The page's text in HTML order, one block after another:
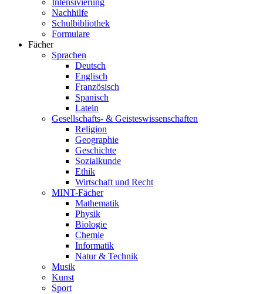
Intensivierung
Nachhilfe
Schulbibliothek
Formulare
Fächer
Sprachen
Deutsch
Englisch
Französisch
Spanisch
Latein
Gesellschafts- & Geisteswissenschaften
Religion
Geographie
Geschichte
Sozialkunde
Ethik
Wirtschaft und Recht
MINT-Fächer
Mathematik
Physik
Biologie
Chemie
Informatik
Natur & Technik
Musik
Kunst
Sport